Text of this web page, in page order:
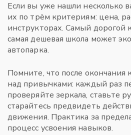
Если вы уже нашли несколько
их по трём критериям: цена,
инструкторах. Самый дорогой
самая дешевая школа может
автопарка.
Помните, что после окончания
над привычками: каждый раз
проверяйте зеркала, ставьте
старайтесь предвидеть
движения. Практика за
процесс усвоения навыков.